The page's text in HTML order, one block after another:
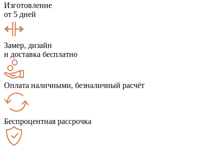
Изготовление
от 5 дней
Замер, дизайн
и доставка бесплатно
Оплата наличными, безналичный расчёт
Беспроцентная рассрочка